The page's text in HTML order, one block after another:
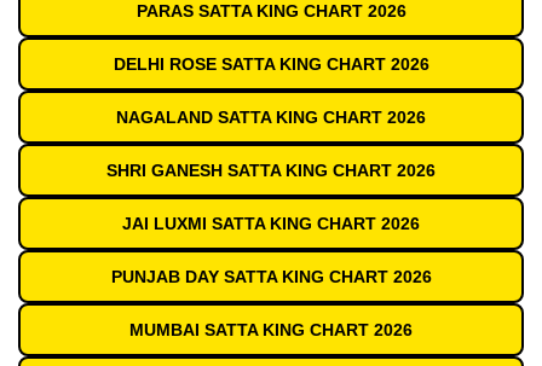
PARAS SATTA KING CHART 2026
DELHI ROSE SATTA KING CHART 2026
NAGALAND SATTA KING CHART 2026
SHRI GANESH SATTA KING CHART 2026
JAI LUXMI SATTA KING CHART 2026
PUNJAB DAY SATTA KING CHART 2026
MUMBAI SATTA KING CHART 2026